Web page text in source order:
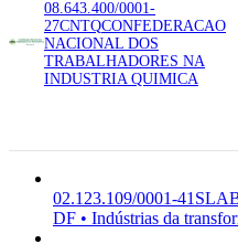
08.643.400/0001-
27CNTQCONFEDERACAO
NACIONAL DOS
TRABALHADORES NA
INDUSTRIA QUIMICA
02.123.109/0001-41
DF • Indústrias da